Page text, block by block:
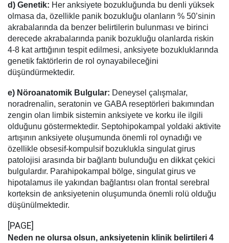
d) Genetik: Her anksiyete bozukluğunda bu denli yüksek
olmasa da, özellikle panik bozukluğu olanların % 50’sinin
akrabalarında da benzer belirtilerin bulunması ve birinci
derecede akrabalarında panik bozukluğu olanlarda riskin
4-8 kat arttığının tespit edilmesi, anksiyete bozukluklarında
genetik faktörlerin de rol oynayabileceğini
düşündürmektedir.
e) Nöroanatomik Bulgular: Deneysel çalışmalar,
noradrenalin, seratonin ve GABA reseptörleri bakımından
zengin olan limbik sistemin anksiyete ve korku ile ilgili
olduğunu göstermektedir. Septohipokampal yoldaki aktivite
artışının anksiyete oluşumunda önemli rol oynadığı ve
özellikle obsesif-kompulsif bozuklukla singulat girus
patolojisi arasında bir bağlantı bulunduğu en dikkat çekici
bulgulardır. Parahipokampal bölge, singulat girus ve
hipotalamus ile yakından bağlantısı olan frontal serebral
korteksin de anksiyetenin oluşumunda önemli rolü olduğu
düşünülmektedir.
[PAGE]
Neden ne olursa olsun, anksiyetenin klinik belirtileri 4